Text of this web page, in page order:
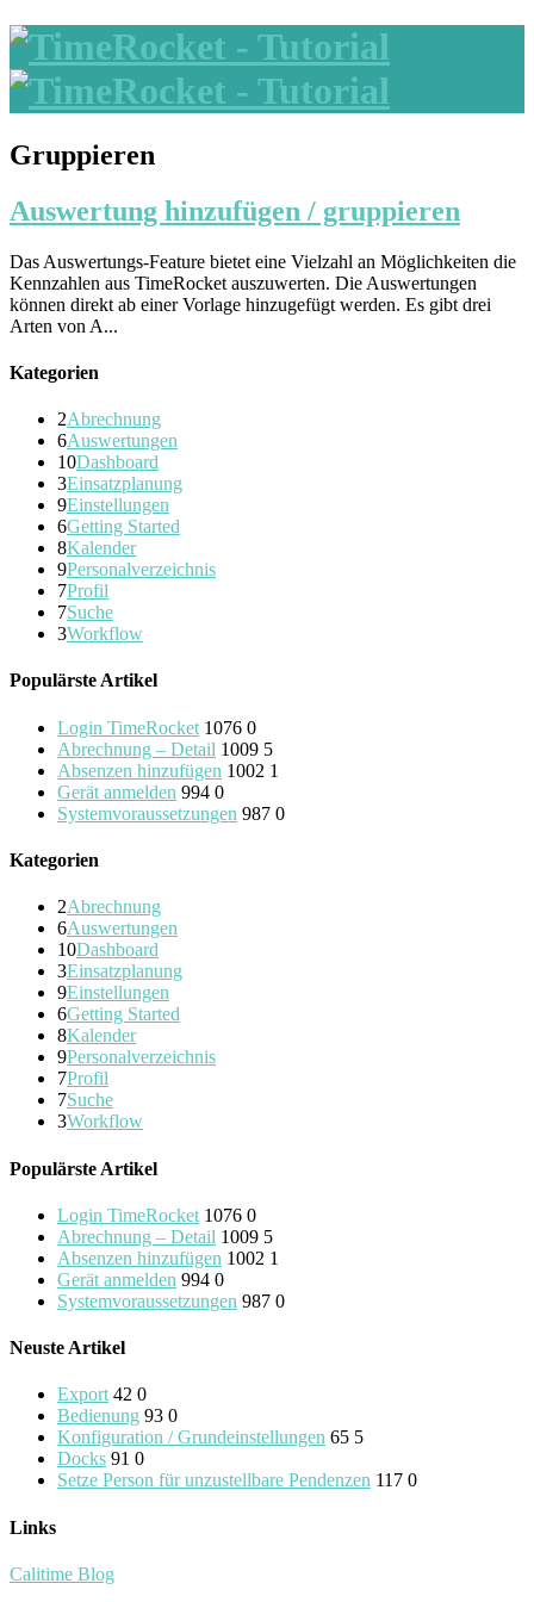
Gruppieren
Auswertung hinzufügen / gruppieren
Das Auswertungs-Feature bietet eine Vielzahl an Möglichkeiten die
Kennzahlen aus TimeRocket auszuwerten. Die Auswertungen
können direkt ab einer Vorlage hinzugefügt werden. Es gibt drei
Arten von A...
Kategorien
2Abrechnung
6Auswertungen
10Dashboard
3Einsatzplanung
9Einstellungen
6Getting Started
8Kalender
9Personalverzeichnis
7Profil
7Suche
3Workflow
Populärste Artikel
Login TimeRocket 1076 0
Abrechnung – Detail 1009 5
Absenzen hinzufügen 1002 1
Gerät anmelden 994 0
Systemvoraussetzungen 987 0
Kategorien
2Abrechnung
6Auswertungen
10Dashboard
3Einsatzplanung
9Einstellungen
6Getting Started
8Kalender
9Personalverzeichnis
7Profil
7Suche
3Workflow
Populärste Artikel
Login TimeRocket 1076 0
Abrechnung – Detail 1009 5
Absenzen hinzufügen 1002 1
Gerät anmelden 994 0
Systemvoraussetzungen 987 0
Neuste Artikel
Export 42 0
Bedienung 93 0
Konfiguration / Grundeinstellungen 65 5
Docks 91 0
Setze Person für unzustellbare Pendenzen 117 0
Links
Calitime Blog